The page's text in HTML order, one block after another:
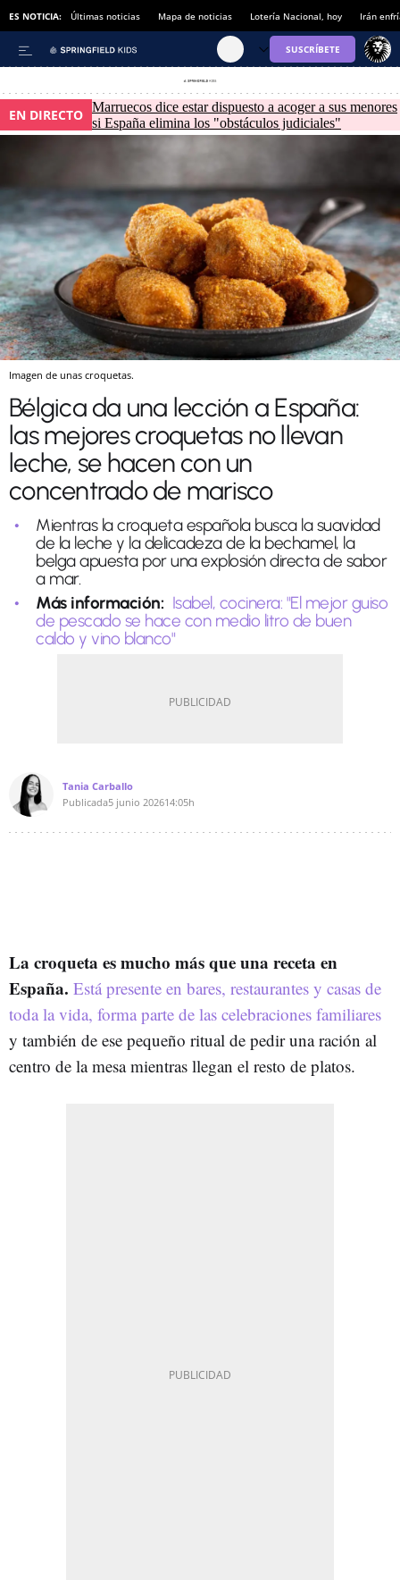
ES NOTICIA: Últimas noticias Mapa de noticias Lotería Nacional, hoy Irán
EN DIRECTO Marruecos dice estar dispuesto a acoger a sus menores
si España elimina los "obstáculos judiciales"
Imagen de unas croquetas.
Bélgica da una lección a España:
las mejores croquetas no llevan
leche, se hacen con un
concentrado de marisco
Mientras la croqueta española busca la suavidad
de la leche y la delicadeza de la bechamel, la
belga apuesta por una explosión directa de sabor
a mar.
Más información: Isabel, cocinera: "El mejor guiso
de pescado se hace con medio litro de buen
caldo y vino blanco"
Tania Carballo
Publicada5 junio 202614:05h
La croqueta es mucho más que una receta en
España. Está presente en bares, restaurantes y casas de
toda la vida, forma parte de las celebraciones familiares
y también de ese pequeño ritual de pedir una ración al
centro de la mesa mientras llegan el resto de platos.